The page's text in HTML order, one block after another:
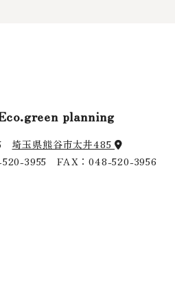
planning
埼玉県熊谷市太井485
3955 FAX：048-520-3956